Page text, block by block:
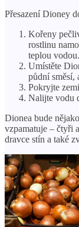
Přesazení Dioney
Kořeny
rostlinu
teplou vodou.
Umístěte
půdní směsí,
Pokryjte
Nalijte vodu
Dionea bude
vzpamatuje – čtyři
dravce stín a také